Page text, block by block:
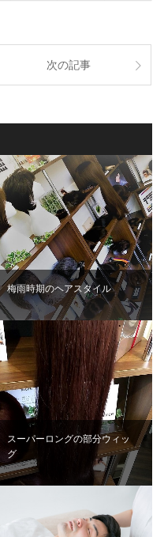
次の記事
梅雨時期のヘアスタイル
スーパーロングの部分ウィッ
グ